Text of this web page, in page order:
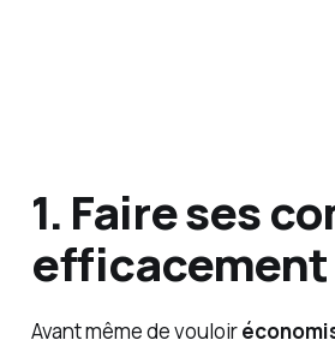
1. Faire ses
efficacement
Avant même de vouloir